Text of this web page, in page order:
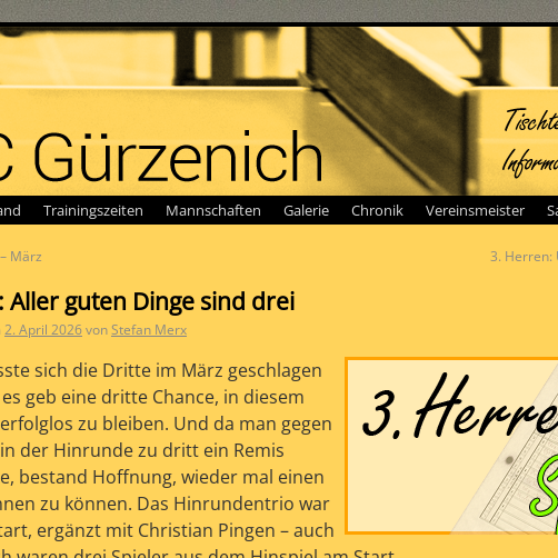
Trainingszeiten Mannschaften Galerie Chronik Vereinsmeister
März 3. Herren:
Aller guten Dinge sind drei
2. April 2026vonStefan Merx
sich die Dritte im März geschlagen
geb eine dritte Chance, in diesem
zu bleiben. Und da man gegen
der Hinrunde zu dritt ein Remis
bestand Hoffnung, wieder mal einen
zu können. Das Hinrundentrio war
ergänzt mit Christian Pingen – auch